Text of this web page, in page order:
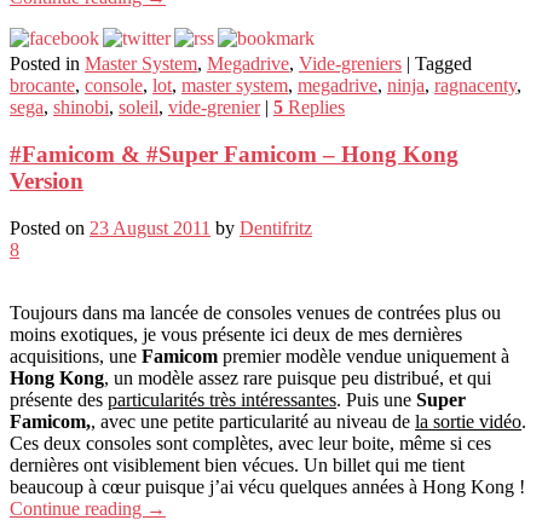
Posted in Master System, Megadrive, Vide-greniers | Tagged
brocante, console, lot, master system, megadrive, ninja, ragnacenty,
sega, shinobi, soleil, vide-grenier | 5 Replies
#Famicom & #Super Famicom – Hong Kong
Version
Posted on 23 August 2011 by Dentifritz
8
Toujours dans ma lancée de consoles venues de contrées plus ou
moins exotiques, je vous présente ici deux de mes dernières
acquisitions, une Famicom premier modèle vendue uniquement à
Hong Kong, un modèle assez rare puisque peu distribué, et qui
présente des particularités très intéressantes. Puis une Super
Famicom,, avec une petite particularité au niveau de la sortie vidéo.
Ces deux consoles sont complètes, avec leur boite, même si ces
dernières ont visiblement bien vécues. Un billet qui me tient
beaucoup à cœur puisque j’ai vécu quelques années à Hong Kong !
Continue reading →